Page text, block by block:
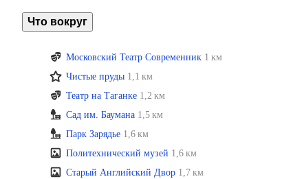
Что вокруг
Московский Театр Современник 1 км
Чистые пруды 1,1 км
Театр на Таганке 1,2 км
Сад им. Баумана 1,5 км
Парк Зарядье 1,6 км
Политехнический музей 1,6 км
Старый Английский Двор 1,7 км